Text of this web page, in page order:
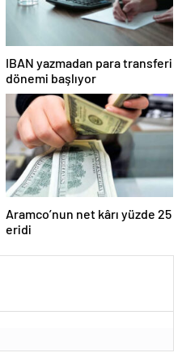
IBAN yazmadan para transferi
dönemi başlıyor
Aramco’nun net kârı yüzde 25
eridi